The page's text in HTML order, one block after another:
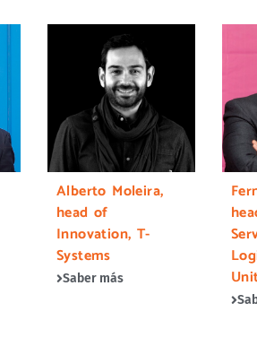
Alberto Moleira,
head of
Innovation, T-
Systems
Saber más